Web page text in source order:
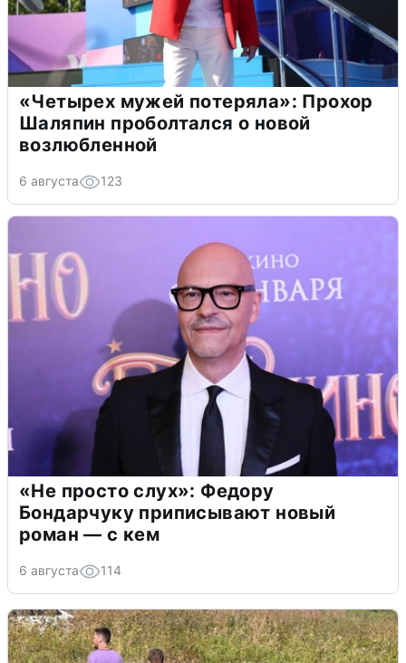
«Четырех мужей потеряла»: Прохор
Шаляпин проболтался о новой
возлюбленной
6 августа 123
«Не просто слух»: Федору
Бондарчуку приписывают новый
роман — с кем
6 августа 114